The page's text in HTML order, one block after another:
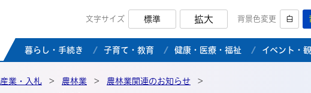
那珂市公式ホームページ
文字サイズ 標準 拡大 背景色変更 白
暮らし・手続き 子育て・教育 健康・医療・福祉 イベント・
産業・入札 > 農林業 > 農林業関連のお知らせ
>